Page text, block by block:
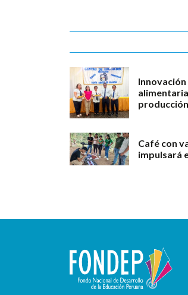
Café con
impulsará